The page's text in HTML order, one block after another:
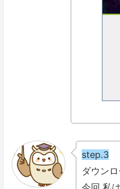
step.3
ダウン